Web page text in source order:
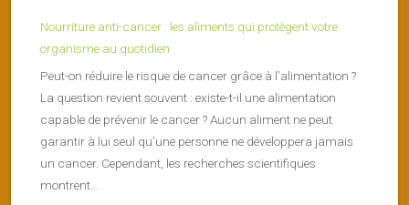
Nourriture anti-cancer : les aliments qui protègent votre
organisme au quotidien
Peut-on réduire le risque de cancer grâce à l’alimentation ?
La question revient souvent : existe-t-il une alimentation
capable de prévenir le cancer ? Aucun aliment ne peut
garantir à lui seul qu’une personne ne développera jamais
un cancer. Cependant, les recherches scientifiques
montrent...